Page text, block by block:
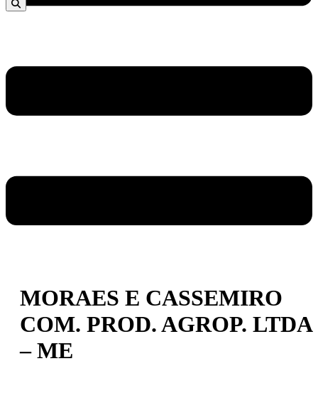
MORAES E CASSEMIRO
COM. PROD. AGROP. LTDA
– ME